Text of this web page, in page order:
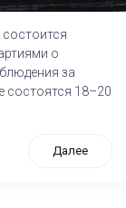
о
за
состоятся 18–20
Далее